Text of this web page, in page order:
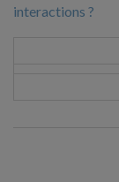
interactions ?